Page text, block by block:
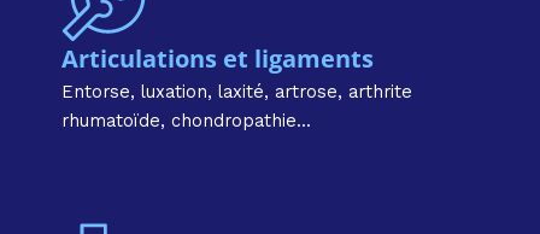
Articulations et ligaments​
Entorse, luxation, laxité, artrose, arthrite
rhumatoïde, chondropathie...